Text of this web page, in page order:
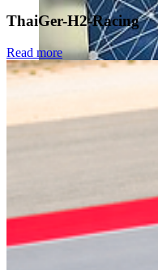
ThaiGer-H2-Racing
Read more
Sven Klimaschewski